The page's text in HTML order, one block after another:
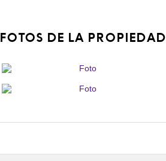
FOTOS DE LA PROPIEDAD